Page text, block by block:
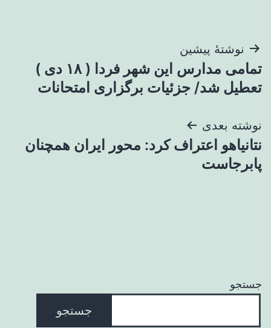
راهبری
نوشته
نوشتهٔ پیشین
تمامی مدارس این شهر فردا ( ۱۸ دی )
تعطیل شد/ جزئیات برگزاری امتحانات
نوشته بعدی
نتانیاهو اعتراف کرد: محور ایران همچنان
پابرجاست
جستجو
جستجو